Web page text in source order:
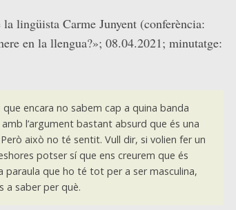
lingüista Carme Junyent (conferència:
en la llengua?»; 08.04.2021; minutatge:
encara no sabem cap a quina banda
l’argument bastant absurd que és una
això no té sentit. Vull dir, si volien fer un
potser sí que ens creurem que és
paraula que ho té tot per a ser masculina,
a saber per què.